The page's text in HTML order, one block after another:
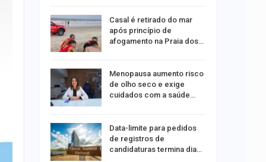
Casal é retirado do mar
após princípio de
afogamento na Praia dos…
Menopausa aumento risco
de olho seco e exige
cuidados com a saúde…
Data-limite para pedidos
de registros de
candidaturas termina dia…